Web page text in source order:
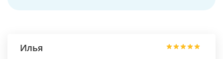
Илья